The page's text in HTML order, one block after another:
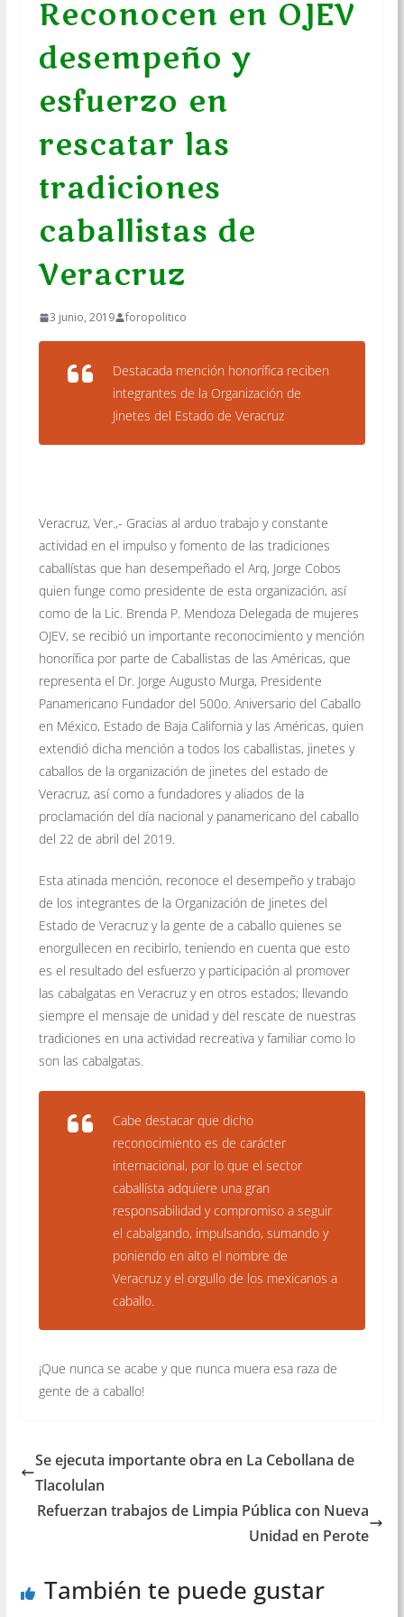
Reconocen en OJEV
desempeño y
esfuerzo en
rescatar las
tradiciones
caballistas de
Veracruz
3 junio, 2019 foropolitico
Destacada mención honorífica reciben
integrantes de la Organización de
Jinetes del Estado de Veracruz
Veracruz, Ver.,- Gracias al arduo trabajo y constante
actividad en el impulso y fomento de las tradiciones
caballístas que han desempeñado el Arq, Jorge Cobos
quien funge como presidente de esta organización, así
como de la Lic. Brenda P. Mendoza Delegada de mujeres
OJEV, se recibió un importante reconocimiento y mención
honorífica por parte de Caballistas de las Américas, que
representa el Dr. Jorge Augusto Murga, Presidente
Panamericano Fundador del 500o. Aniversario del Caballo
en México, Estado de Baja California y las Américas, quien
extendió dicha mención a todos los caballistas, jinetes y
caballos de la organización de jinetes del estado de
Veracruz, así como a fundadores y aliados de la
proclamación del día nacional y panamericano del caballo
del 22 de abril del 2019.
Esta atinada mención, reconoce el desempeño y trabajo
de los integrantes de la Organización de Jinetes del
Estado de Veracruz y la gente de a caballo quienes se
enorgullecen en recibirlo, teniendo en cuenta que esto
es el resultado del esfuerzo y participación al promover
las cabalgatas en Veracruz y en otros estados; llevando
siempre el mensaje de unidad y del rescate de nuestras
tradiciones en una actividad recreativa y familiar como lo
son las cabalgatas.
Cabe destacar que dicho
reconocimiento es de carácter
internacional, por lo que el sector
caballísta adquiere una gran
responsabilidad y compromiso a seguir
el cabalgando, impulsando, sumando y
poniendo en alto el nombre de
Veracruz y el orgullo de los mexicanos a
caballo.
¡Que nunca se acabe y que nunca muera esa raza de
gente de a caballo!
Se ejecuta importante obra en La Cebollana de
Tlacolulan
Refuerzan trabajos de Limpia Pública con Nueva
Unidad en Perote
También te puede gustar